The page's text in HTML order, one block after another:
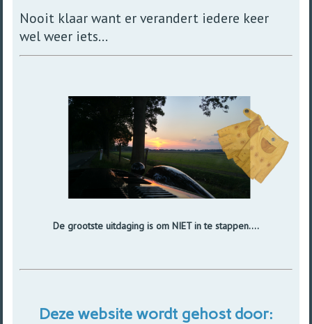
Nooit klaar want er verandert iedere keer
wel weer iets...
De grootste uitdaging is om NIET in te stappen....
Deze website wordt gehost door: